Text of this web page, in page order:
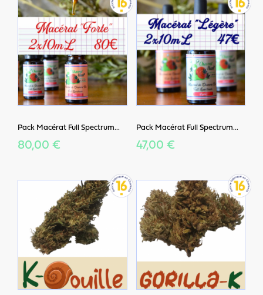
Pack Macérat Full Spectrum...
80,00 €
Pack Macérat Full Spectrum...
47,00 €